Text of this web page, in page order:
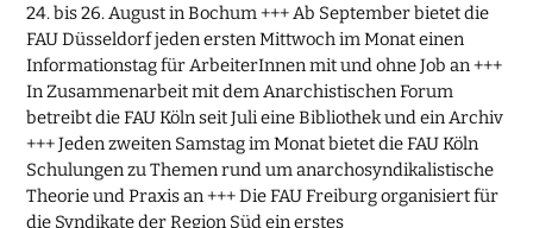
24. bis 26. August in Bochum +++ Ab September bietet die
FAU Düsseldorf jeden ersten Mittwoch im Monat einen
Informationstag für ArbeiterInnen mit und ohne Job an +++
In Zusammenarbeit mit dem Anarchistischen Forum
betreibt die FAU Köln seit Juli eine Bibliothek und ein Archiv
+++ Jeden zweiten Samstag im Monat bietet die FAU Köln
Schulungen zu Themen rund um anarchosyndikalistische
Theorie und Praxis an +++ Die FAU Freiburg organisiert für
die Syndikate der Region Süd ein erstes